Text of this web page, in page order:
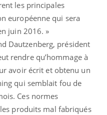
les principales
européenne qui sera
juin 2016. »
Dautzenberg, président
rendre qu’hommage à
avoir écrit et obtenu un
qui semblait fou de
Ces normes
produits mal fabriqués